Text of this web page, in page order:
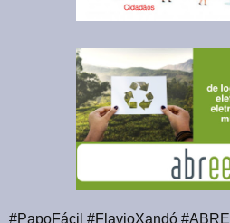
#PapoFácil #FlavioXandó